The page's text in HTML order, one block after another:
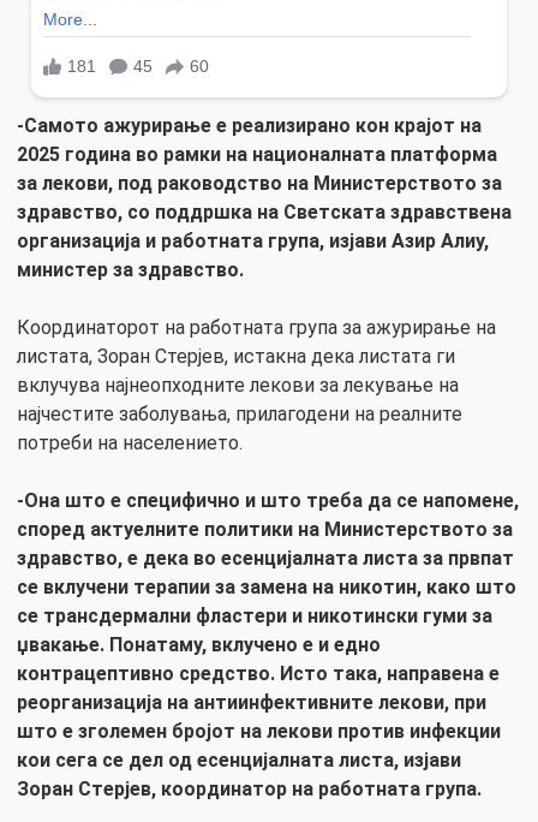
-Самото ажурирање е реализирано кон крајот на
2025 година во рамки на националната платформа
за лекови, под раководство на Министерството за
здравство, со поддршка на Светската здравствена
организација и работната група, изјави Азир Алиу,
министер за здравство.
Координаторот на работната група за ажурирање на
листата, Зоран Стерјев, истакна дека листата ги
вклучува најнеопходните лекови за лекување на
најчестите заболувања, прилагодени на реалните
потреби на населението.
-Она што е специфично и што треба да се напомене,
според актуелните политики на Министерството за
здравство, е дека во есенцијалната листа за првпат
се вклучени терапии за замена на никотин, како што
се трансдермални фластери и никотински гуми за
џвакање. Понатаму, вклучено е и едно
контрацептивно средство. Исто така, направена е
реорганизација на антиинфективните лекови, при
што е зголемен бројот на лекови против инфекции
кои сега се дел од есенцијалната листа, изјави
Зоран Стерјев, координатор на работната група.